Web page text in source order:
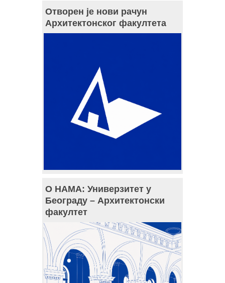
Отворен је нови рачун
Архитектонског факултета
О НАМА: Универзитет у
Београду – Архитектонски
факултет